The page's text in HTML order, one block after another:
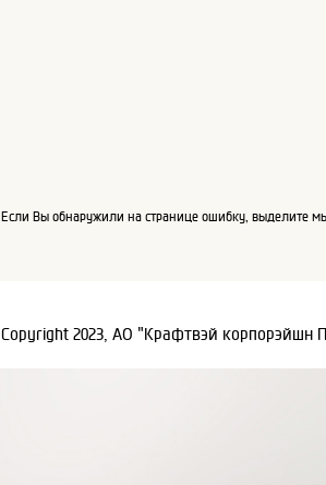
Если Вы обнаружили на странице ошибку, выделите
Copyright 2023, АО "Крафтвэй корпорэйшн